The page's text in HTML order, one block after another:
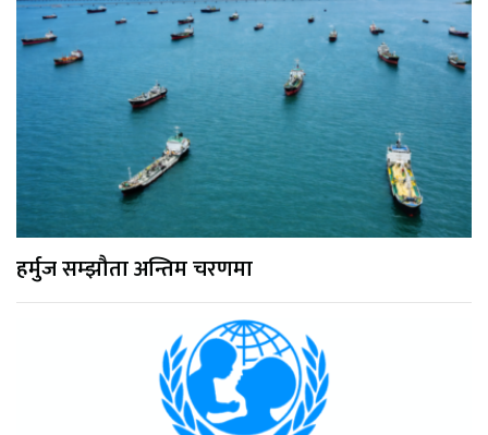
हर्मुज सम्झौता अन्तिम चरणमा